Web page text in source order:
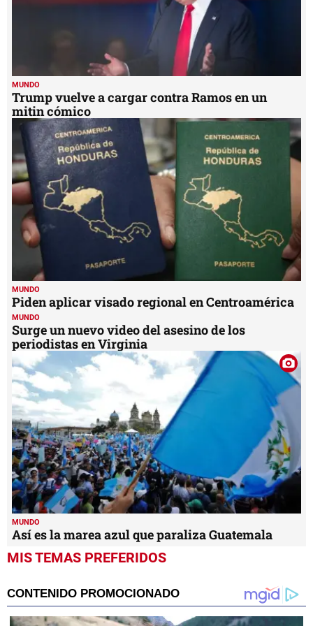
MUNDO
Trump vuelve a cargar contra Ramos en un
mitin cómico
MUNDO
Piden aplicar visado regional en Centroamérica
MUNDO
Surge un nuevo video del asesino de los
periodistas en Virginia
MUNDO
Así es la marea azul que paraliza Guatemala
MIS TEMAS PREFERIDOS